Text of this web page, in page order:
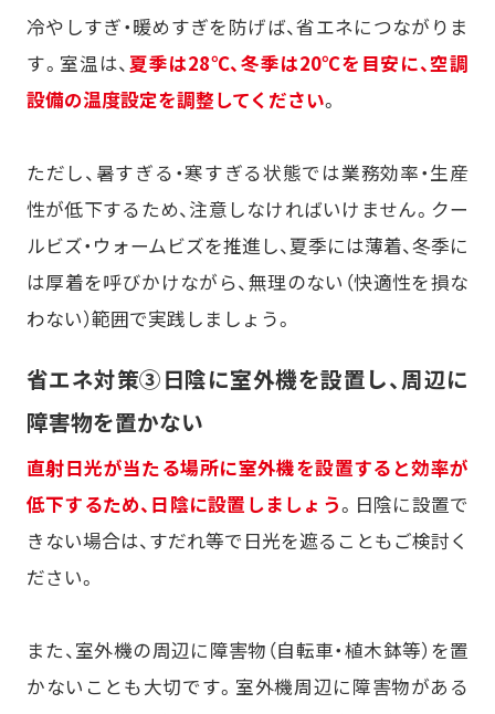
冷やしすぎ・暖めすぎを防げば、省エネにつながりま
す。室温は、夏季は28℃、冬季は20℃を目安に、空調
設備の温度設定を調整してください。
ただし、暑すぎる・寒すぎる状態では業務効率・生産
性が低下するため、注意しなければいけません。クー
ルビズ・ウォームビズを推進し、夏季には薄着、冬季に
は厚着を呼びかけながら、無理のない（快適性を損な
わない）範囲で実践しましょう。
省エネ対策③日陰に室外機を設置し、周辺に
障害物を置かない
直射日光が当たる場所に室外機を設置すると効率が
低下するため、日陰に設置しましょう。日陰に設置で
きない場合は、すだれ等で日光を遮ることもご検討く
ださい。
また、室外機の周辺に障害物（自転車・植木鉢等）を置
かないことも大切です。室外機周辺に障害物がある